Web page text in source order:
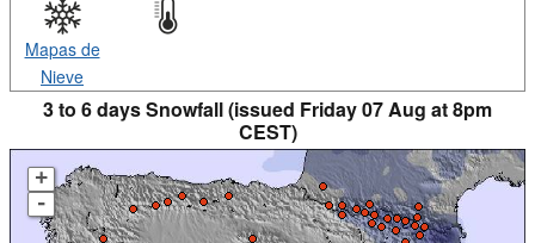
Mapas de
Nieve
3 to 6 days Snowfall (issued Friday 07 Aug at 8pm
CEST)
+
-